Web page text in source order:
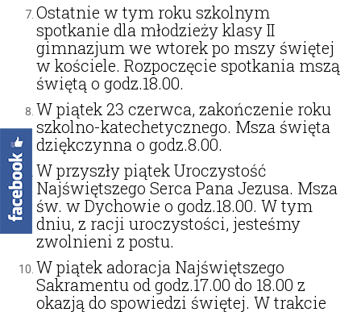
Ostatnie w tym roku szkolnym
spotkanie dla młodzieży klasy II
gimnazjum we wtorek po mszy świętej
w kościele. Rozpoczęcie spotkania mszą
świętą o godz.18.00.
W piątek 23 czerwca, zakończenie roku
szkolno-katechetycznego. Msza święta
dziękczynna o godz.8.00.
W przyszły piątek Uroczystość
Najświętszego Serca Pana Jezusa. Msza
św. w Dychowie o godz.18.00. W tym
dniu, z racji uroczystości, jesteśmy
zwolnieni z postu.
W piątek adoracja Najświętszego
Sakramentu od godz.17.00 do 18.00 z
okazją do spowiedzi świętej. W trakcie